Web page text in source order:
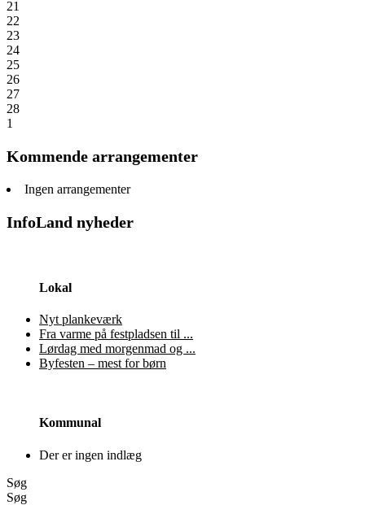
21
22
23
24
25
26
27
28
1
Kommende arrangementer
Ingen arrangementer
InfoLand nyheder
Lokal
Nyt plankeværk
Fra varme på festpladsen til ...
Lørdag med morgenmad og ...
Byfesten – mest for børn
Kommunal
Der er ingen indlæg
Søg
Søg